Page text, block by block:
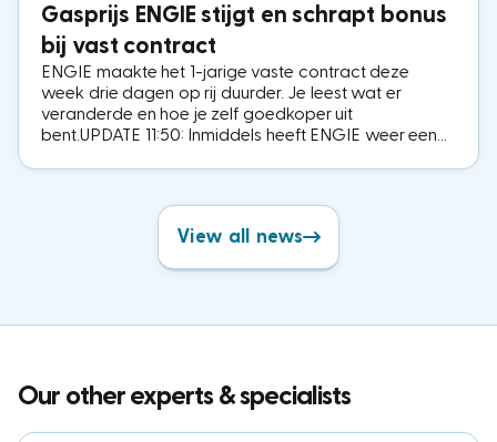
Gasprijs ENGIE stijgt en schrapt bonus
bij vast contract
ENGIE maakte het 1-jarige vaste contract deze
week drie dagen op rij duurder. Je leest wat er
veranderde en hoe je zelf goedkoper uit
bent.UPDATE 11:50: Inmiddels heeft ENGIE weer een
View all news
Our other experts & specialists